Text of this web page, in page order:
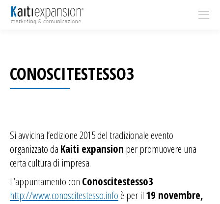
CONOSCITESTESSO3
Si avvicina l’edizione 2015 del tradizionale evento
organizzato da Kaiti expansion per promuovere una
certa cultura di impresa.
L’appuntamento con Conoscitestesso3
http://www.conoscitestesso.info è per il 19 novembre,